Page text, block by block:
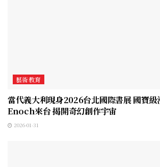
藝術教育
當代義大利現身2026台北國際書展 國寶
Enoch來台 揭開奇幻創作宇宙
2026-01-31